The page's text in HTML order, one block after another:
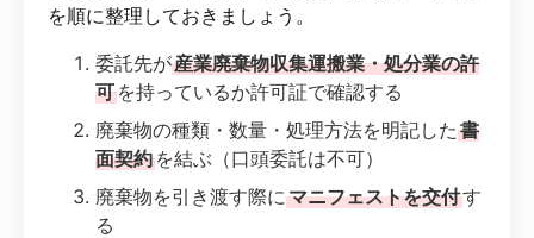
を順に整理しておきましょう。
委託先が産業廃棄物収集運搬業・処分業の許
可 を持っているか許可証で確認する
廃棄物の種類・数量・処理方法を明記した 書
面契約 を結ぶ（口頭委託は不可）
廃棄物を引き渡す際にマニフェストを交付す
る